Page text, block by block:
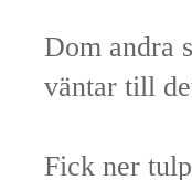
Dom andra
väntar till
Fick ner